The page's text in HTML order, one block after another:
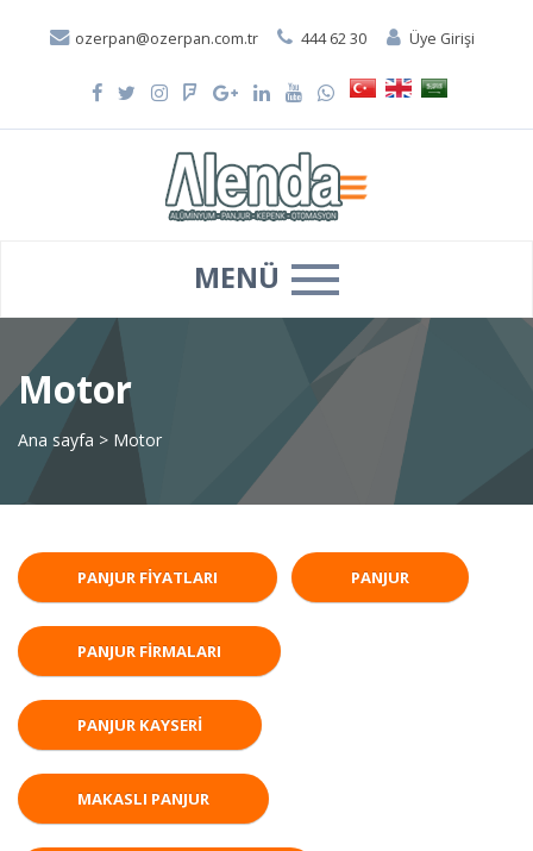
ozerpan@ozerpan.com.tr 444 62 30 Üye Girişi
MENÜ
Motor
Ana sayfa > Motor
PANJUR FIYATLARI PANJUR
PANJUR FIRMALARI
PANJUR KAYSERI
MAKASLI PANJUR